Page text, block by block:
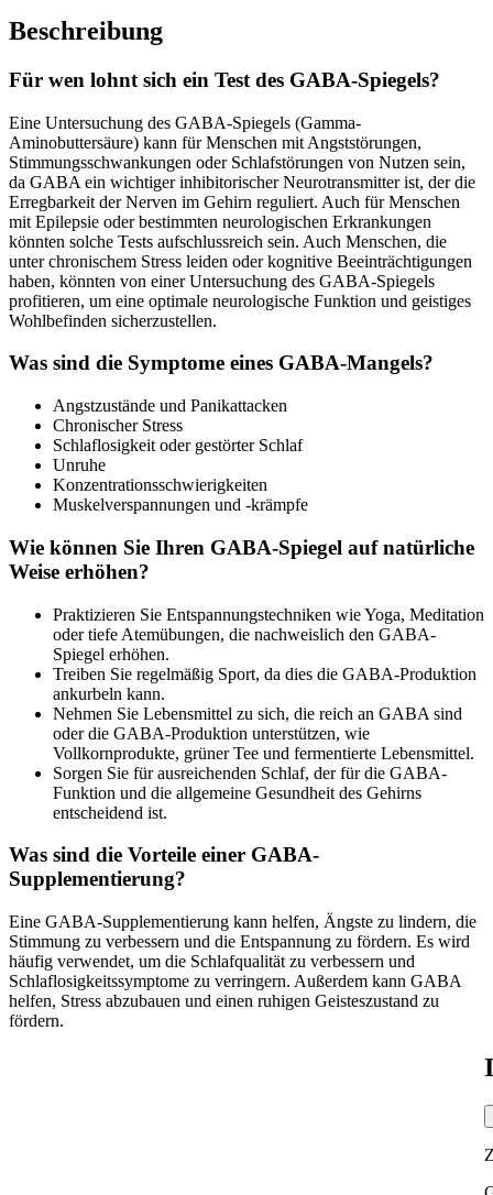
Beschreibung
Für wen lohnt sich ein Test des GABA-Spiegels?
Eine Untersuchung des GABA-Spiegels (Gamma-
Aminobuttersäure) kann für Menschen mit Angststörungen,
Stimmungsschwankungen oder Schlafstörungen von Nutzen sein,
da GABA ein wichtiger inhibitorischer Neurotransmitter ist, der die
Erregbarkeit der Nerven im Gehirn reguliert. Auch für Menschen
mit Epilepsie oder bestimmten neurologischen Erkrankungen
könnten solche Tests aufschlussreich sein. Auch Menschen, die
unter chronischem Stress leiden oder kognitive Beeinträchtigungen
haben, könnten von einer Untersuchung des GABA-Spiegels
profitieren, um eine optimale neurologische Funktion und geistiges
Wohlbefinden sicherzustellen.
Was sind die Symptome eines GABA-Mangels?
Angstzustände und Panikattacken
Chronischer Stress
Schlaflosigkeit oder gestörter Schlaf
Unruhe
Konzentrationsschwierigkeiten
Muskelverspannungen und -krämpfe
Wie können Sie Ihren GABA-Spiegel auf natürliche
Weise erhöhen?
Praktizieren Sie Entspannungstechniken wie Yoga, Meditation
oder tiefe Atemübungen, die nachweislich den GABA-
Spiegel erhöhen.
Treiben Sie regelmäßig Sport, da dies die GABA-Produktion
ankurbeln kann.
Nehmen Sie Lebensmittel zu sich, die reich an GABA sind
oder die GABA-Produktion unterstützen, wie
Vollkornprodukte, grüner Tee und fermentierte Lebensmittel.
Sorgen Sie für ausreichenden Schlaf, der für die GABA-
Funktion und die allgemeine Gesundheit des Gehirns
entscheidend ist.
Was sind die Vorteile einer GABA-
Supplementierung?
Eine GABA-Supplementierung kann helfen, Ängste zu lindern, die
Stimmung zu verbessern und die Entspannung zu fördern. Es wird
häufig verwendet, um die Schlafqualität zu verbessern und
Schlaflosigkeitssymptome zu verringern. Außerdem kann GABA
helfen, Stress abzubauen und einen ruhigen Geisteszustand zu
fördern.